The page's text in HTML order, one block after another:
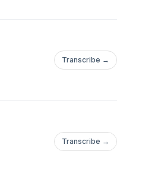
Transcribe →
Transcribe →